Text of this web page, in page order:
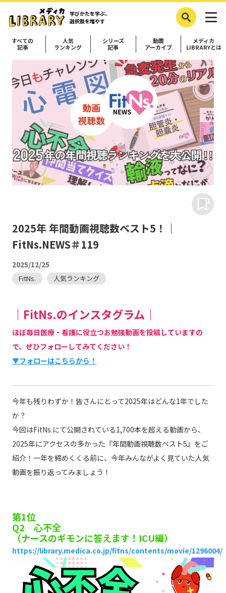
学びかたを学ぶ、
選択肢を増やす
すべての
記事
人気
ランキング
シリーズ
記事
動画
アーカイブ
メディカ
LIBRARYとは
2025年 年間動画視聴数ベスト5！｜
FitNs.NEWS＃119
2025/12/25
FitNs. 人気ランキング
｜FitNs.のインスタグラム｜
ほぼ毎日医療・看護に役立つお勉強動画を投稿していますの
で、ぜひフォローしてみてください！
▼フォローはこちらから！
今年も残りわずか！皆さんにとって2025年はどんな1年でした
か？
今回はFitNs.にて公開されている1,700本を超える動画から、
2025年にアクセスの多かった『年間動画視聴数ベスト5』をご
紹介！一年を締めくくる前に、今年みんながよく見ていた人気
動画を振り返ってみましょう！
第1位
Q2 心不全
（ナースのギモンに答えます！ICU編）
https://library.medica.co.jp/fitns/contents/movie/1296004/